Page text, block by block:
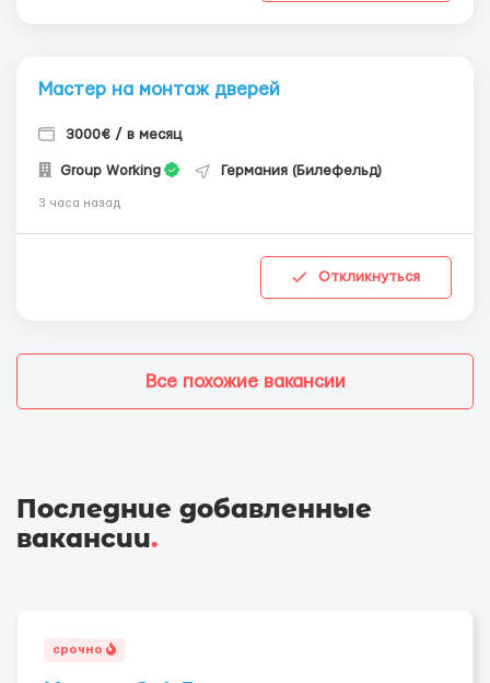
Мастер на монтаж дверей
3000€ / в месяц
Group Working Германия (Билефельд)
3 часа назад
Откликнуться
Все похожие вакансии
Последние добавленные
вакансии.
срочно